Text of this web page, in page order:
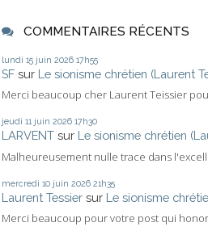
COMMENTAIRES RÉCENTS
lundi 15 juin 2026 17h55
SF sur Le sionisme chrétien (Laurent
Merci beaucoup cher Laurent Teissier
jeudi 11 juin 2026 17h30
LARVENT sur Le sionisme chrétien
Malheureusement nulle trace dans
mercredi 10 juin 2026 21h35
Laurent Tessier sur Le sionisme
Merci beaucoup pour votre post qui